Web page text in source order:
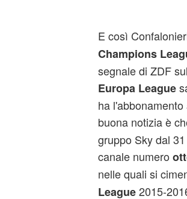
E così
Champions
segnale di ZDF
Europa League
ha
buona notizia è
gruppo Sky dal
canale numero
nelle quali si
League2015-